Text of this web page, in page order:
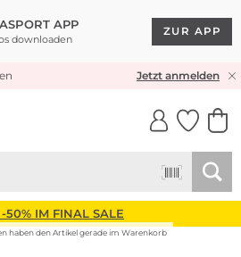
APP
downloaden
ZUR APP
VERSAND* & RÜCKVERSANDJetzt anmelden
50% IM FINAL SALE
haben den Artikel gerade im Warenkorb